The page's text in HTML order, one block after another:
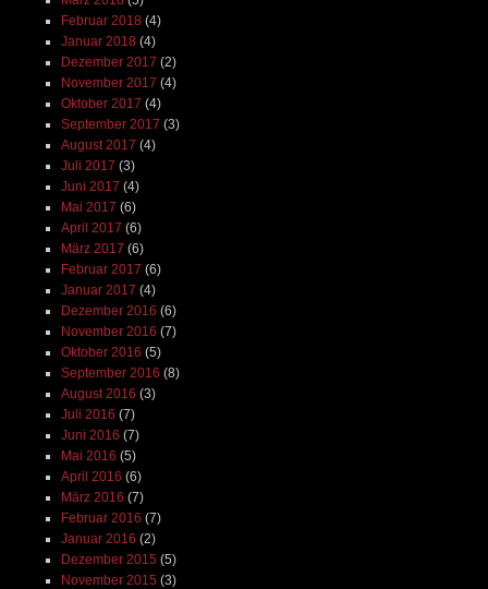
Februar 2018 (4)
Januar 2018 (4)
Dezember 2017 (2)
November 2017 (4)
Oktober 2017 (4)
September 2017 (3)
August 2017 (4)
Juli 2017 (3)
Juni 2017 (4)
Mai 2017 (6)
April 2017 (6)
März 2017 (6)
Februar 2017 (6)
Januar 2017 (4)
Dezember 2016 (6)
November 2016 (7)
Oktober 2016 (5)
September 2016 (8)
August 2016 (3)
Juli 2016 (7)
Juni 2016 (7)
Mai 2016 (5)
April 2016 (6)
März 2016 (7)
Februar 2016 (7)
Januar 2016 (2)
Dezember 2015 (5)
November 2015 (3)